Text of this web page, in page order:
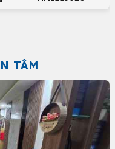
TÂM